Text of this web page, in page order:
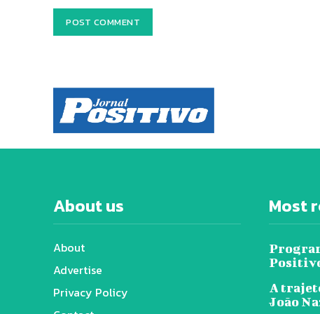
About us
About
Advertise
Privacy Policy
Most
A
João